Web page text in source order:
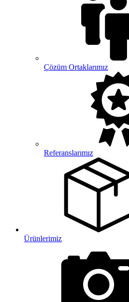
Çözüm Ortaklarımız
Referanslarımız
Ürünlerimiz